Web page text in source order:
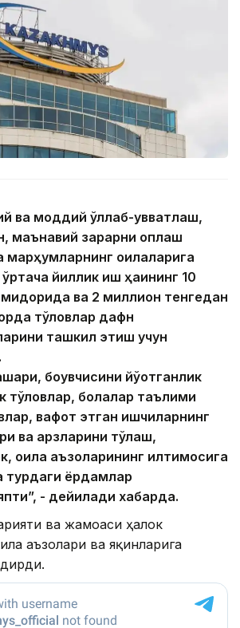
ва моддий қўллаб-қувватлаш,
маънавий зарарни қоплаш
марҳумларнинг оилаларига
йиллик иш ҳақининг 10
ва 2 миллион тенгедан
тўловлар дафн
ташкил этиш учун
боқувчисини йўқотганлик
тўловлар, болалар таълими
вафот этган ишчиларнинг
ва қарзларини тўлаш,
оила аъзоларининг илтимосига
турдаги ёрдамлар
”, - дейилади хабарда.
ва жамоаси ҳалок
аъзолари ва яқинларига